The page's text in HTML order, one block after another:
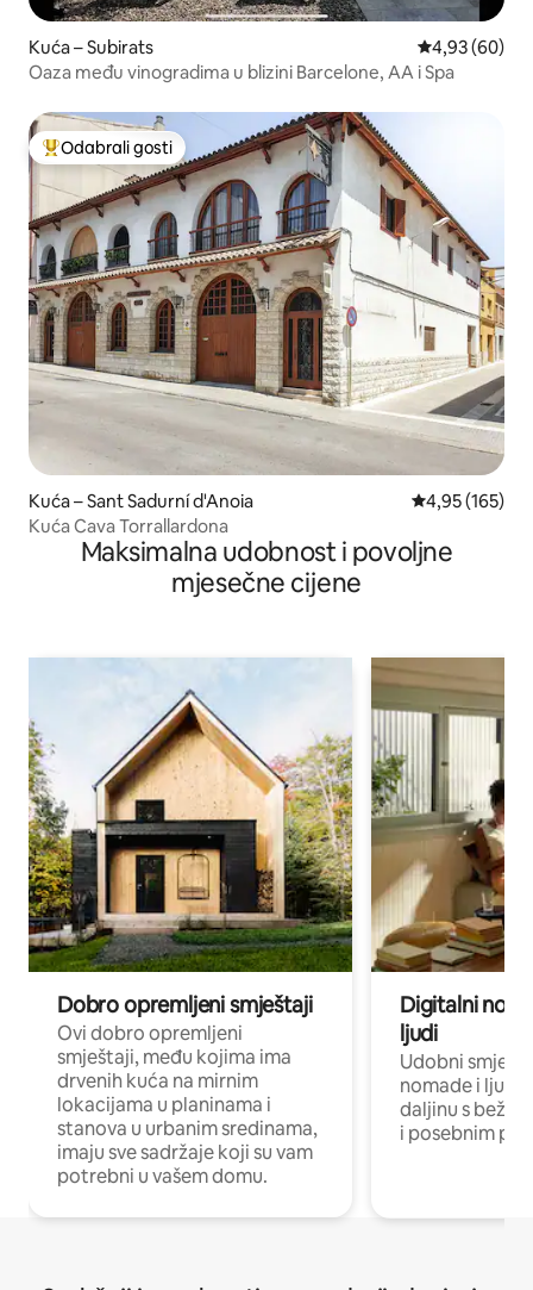
Kuća – Subirats Prosječna
4,93 (60)
Oaza među vinogradima u blizini Barcelone, AA i Spa
Među najviše rangiranima s oznakom „Odabrali gosti”
Odabrali gosti
Kuća – Sant Sadurní d'Anoia Prosječna
4,95 (165)
Kuća Cava Torrallardona
Maksimalna udobnost i povoljne
mjesečne cijene
Dobro opremljeni smještaji
Ovi dobro opremljeni
smještaji, među kojima ima
drvenih kuća na mirnim
lokacijama u planinama i
stanova u urbanim sredinama,
imaju sve sadržaje koji su vam
potrebni u vašem domu.
Digitalni
ljudi
Udobni
nomade i ljude
daljinu s
i posebnim